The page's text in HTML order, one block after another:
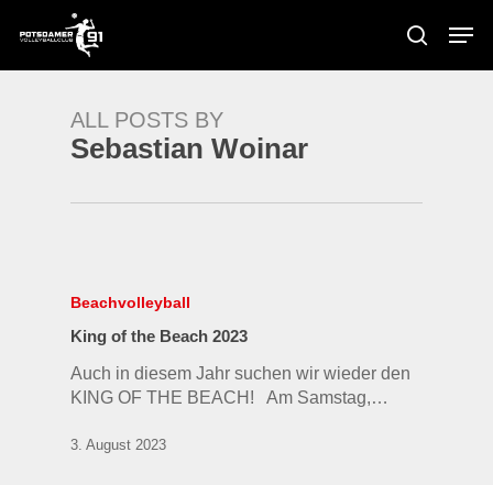
search
ALL POSTS BY
Sebastian Woinar
Beachvolleyball
King of the Beach 2023
Auch in diesem Jahr suchen wir wieder den
KING OF THE BEACH! Am Samstag,…
3. August 2023